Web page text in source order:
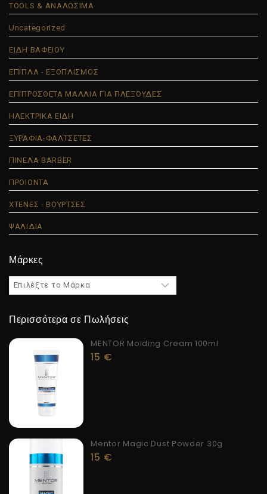
TOOLS & ΑΝΑΛΩΣΙΜΑ
Uncategorized
ΕΙΔΗ ΒΑΦΕΙΟΥ
ΕΠΙΠΛΑ - ΕΞΟΠΛΙΣΜΟΣ
ΕΠΙΠΡΟΣΘΕΤΑ ΜΑΛΛΙΑ ΓΙΑ ΠΛΕΞΟΥΔΕΣ
ΗΛΕΚΤΡΙΚΑ ΕΙΔΗ
ΞΥΡΑΦΙΑ-ΦΑΛΤΣΕΤΕΣ
ΠΙΝΕΛΑ BARBER
ΠΡΟΙΟΝΤΑ
ΧΤΕΝΕΣ - ΒΟΥΡΤΣΕΣ
ΨΑΛΙΔΙΑ
Μάρκες
Περισσότερα σε Πωλήσεις
MENTOR Molding Cream 100ml
15 €
Mentor Magic Dust Powder 30g
15 €